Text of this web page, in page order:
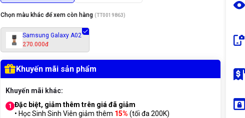
Chọn màu khác để xem còn hàng (TT0019863)
Samsung Galaxy A02
270.000đ
Khuyến mãi sản phẩm
Khuyến mãi khác:
1 Đặc biệt, giảm thêm trên giá đã giảm
• Học Sinh Sinh Viên giảm thêm 15% (tối đa 200K)